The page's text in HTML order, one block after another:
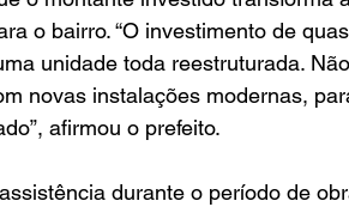
o bairro. “O investimento de
unidade toda reestruturada.
novas instalações modernas,
afirmou o prefeito.
durante o período de